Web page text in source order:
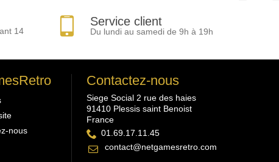
14
Service client
Du lundi au samedi de 9h à 19h
nous
Contactez-nous
Siege Social 2 rue des haies
91410 Plessis saint Benoist
France
01.69.17.11.45
contact@netgamesretro.com